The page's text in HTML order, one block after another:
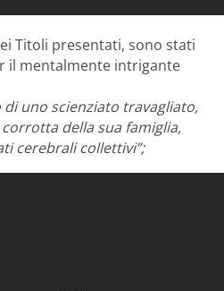
Titoli presentati, sono stati
il mentalmente intrigante
di uno scienziato travagliato,
della sua famiglia,
cerebrali collettivi”;